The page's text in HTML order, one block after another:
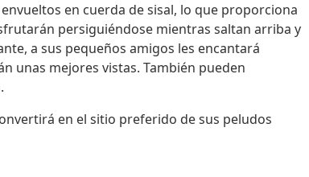
en cuerda de sisal, lo que proporciona
persiguiéndose mientras saltan arriba y
a sus pequeños amigos les encantará
unas mejores vistas. También pueden
en el sitio preferido de sus peludos